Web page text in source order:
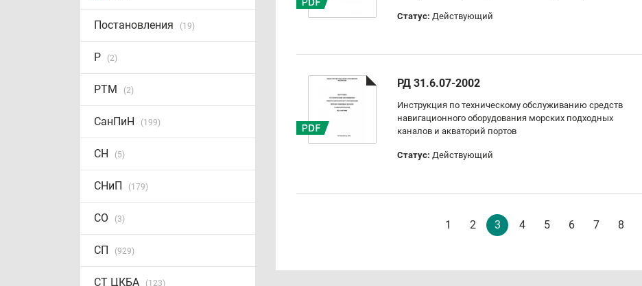
Постановления (19)
Р (2)
РТМ (2)
СанПиН (199)
СН (5)
СНиП (179)
СО (3)
СП (929)
СТ ЦКБА (123)
Статус: Действующий
РД 31.6.07-2002
Инструкция по техническому обслуживанию средств
навигационного оборудования морских подходных
каналов и акваторий портов
Статус: Действующий
1 2 3 4 5 6 7 8